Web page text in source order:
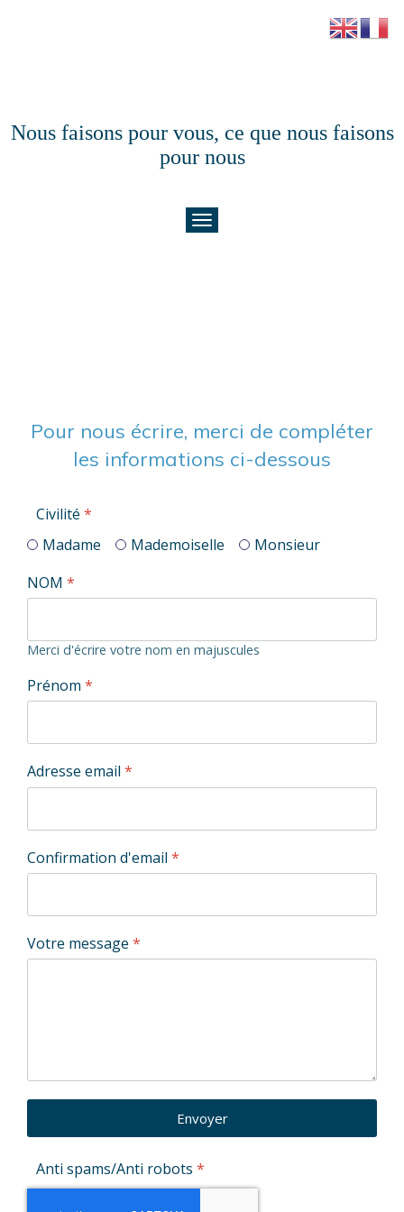
Nous faisons pour vous, ce que nous faisons
pour nous
Pour nous écrire, merci de compléter
les informations ci-dessous
Civilité *
Madame
Mademoiselle
Monsieur
NOM *
Merci d'écrire votre nom en majuscules
Prénom *
Adresse email *
Confirmation d'email *
Votre message *
Envoyer
Anti spams/Anti robots *